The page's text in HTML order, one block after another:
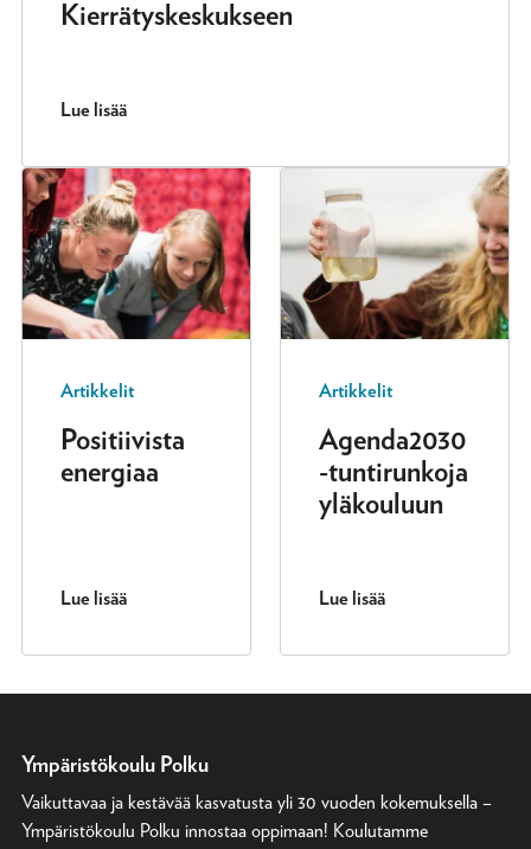
Kierrätyskeskukseen
Lue lisää
Artikkelit
Positiivista
energiaa
Lue lisää
Artikkelit
Agenda2030
-tuntirunkoja
yläkouluun
Lue lisää
Ympäristökoulu Polku
Vaikuttavaa ja kestävää kasvatusta yli 30 vuoden kokemuksella –
Ympäristökoulu Polku innostaa oppimaan! Koulutamme